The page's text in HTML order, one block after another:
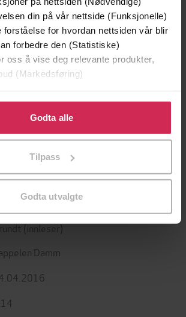
din på vår nettside (Funksjonelle)
forståelse for hvordan nettsiden vår blir
forbedre den (Statistiske)
oss å vise deg relevante produkter,
(Markedsføring)
for å gi oss ditt samtykke til å
alle disse formålene. Du kan også
til spesifikke formål ved å klikke
Godta alle
Tilpass
Godta utvalgte
399,-
Romy Hausmann
Dybvig(forfatter),Charlotte
(innleser)
Damm